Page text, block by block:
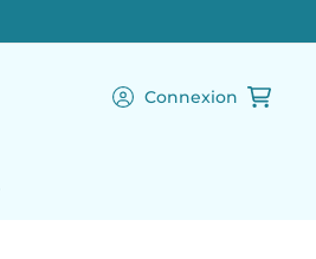
Connexion